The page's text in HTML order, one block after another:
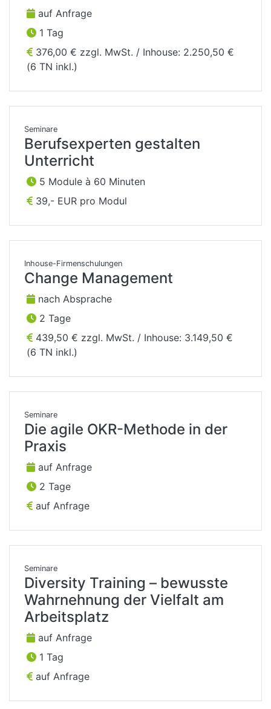
auf Anfrage
1 Tag
376,00 € zzgl. MwSt. / Inhouse: 2.250,50 €
(6 TN inkl.)
Seminare
Berufsexperten gestalten
Unterricht
5 Module à 60 Minuten
39,- EUR pro Modul
Inhouse-Firmenschulungen
Change Management
nach Absprache
2 Tage
439,50 € zzgl. MwSt. / Inhouse: 3.149,50 €
(6 TN inkl.)
Seminare
Die agile OKR-Methode in der
Praxis
auf Anfrage
2 Tage
auf Anfrage
Seminare
Diversity Training – bewusste
Wahrnehnung der Vielfalt am
Arbeitsplatz
auf Anfrage
1 Tag
auf Anfrage